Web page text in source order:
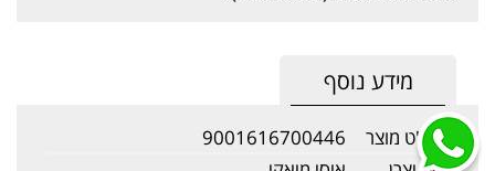
מידע נוסף
מק"ט מוצר
9001616700446